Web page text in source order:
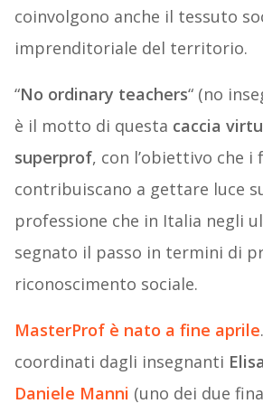
coinvolgono anche il tessuto
imprenditoriale del territorio.
“No ordinary teachers“ (no
è il motto di questa caccia
superprof, con l’obiettivo che i
contribuiscano a gettare luce
professione che in Italia negli
segnato il passo in termini di
riconoscimento sociale.
MasterProf è nato a fine aprile
coordinati dagli insegnanti
Daniele Manni (uno dei due